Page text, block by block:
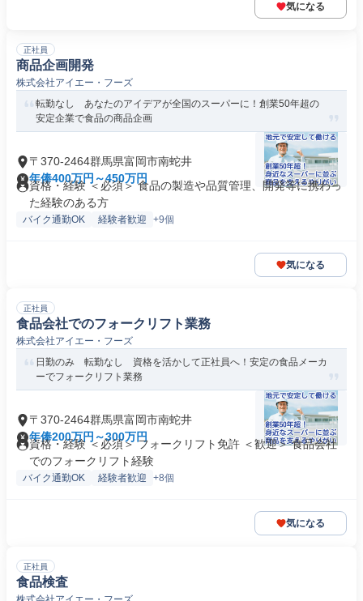
気になる
正社員
商品企画開発
株式会社アイエー・フーズ
転勤なし あなたのアイデアが全国のスーパーに！創業50年超の
安定企業で食品の商品企画
〒370-2464群馬県富岡市南蛇井
年俸400万円～450万円
資格・経験 ＜必須＞ 食品の製造や品質管理、開発等に携わっ
た経験のある方
バイク通勤OK 経験者歓迎 +9個
気になる
正社員
食品会社でのフォークリフト業務
株式会社アイエー・フーズ
日勤のみ 転勤なし 資格を活かして正社員へ！安定の食品メーカ
ーでフォークリフト業務
〒370-2464群馬県富岡市南蛇井
年俸200万円～300万円
資格・経験 ＜必須＞ フォークリフト免許 ＜歓迎＞ 食品会社
でのフォークリフト経験
バイク通勤OK 経験者歓迎 +8個
気になる
正社員
食品検査